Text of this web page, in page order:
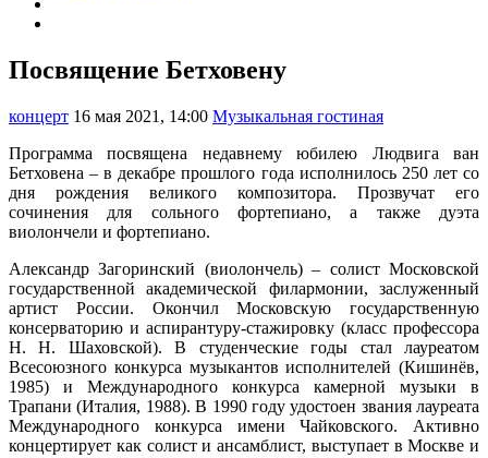
Посвящение Бетховену
концерт 16 мая 2021, 14:00 Музыкальная гостиная
Программа посвящена недавнему юбилею Людвига ван
Бетховена – в декабре прошлого года исполнилось 250 лет со
дня рождения великого композитора. Прозвучат его
сочинения для сольного фортепиано, а также дуэта
виолончели и фортепиано.
Александр Загоринский (виолончель) – солист Московской
государственной академической филармонии, заслуженный
артист России. Окончил Московскую государственную
консерваторию и аспирантуру-стажировку (класс профессора
Н. Н. Шаховской). В студенческие годы стал лауреатом
Всесоюзного конкурса музыкантов исполнителей (Кишинёв,
1985) и Международного конкурса камерной музыки в
Трапани (Италия, 1988). В 1990 году удостоен звания лауреата
Международного конкурса имени Чайковского. Активно
концертирует как солист и ансамблист, выступает в Москве и